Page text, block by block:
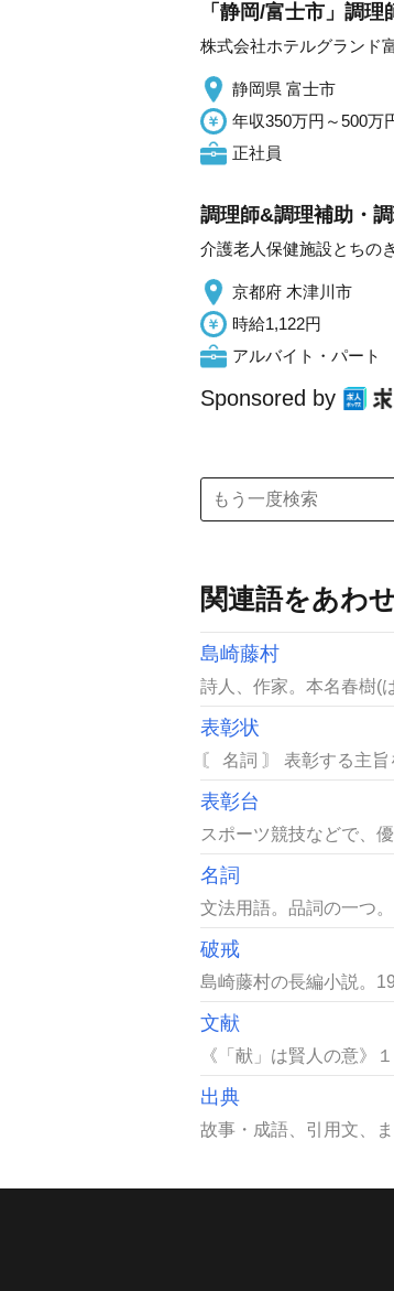
「静岡/富士市」調
株式会社ホテルグランド
静岡県 富士市
年収350万円～500万
正社員
調理師&調理補助・
介護老人保健施設とちのき
京都府 木津川市
時給1,122円
アルバイト・パート
Sponsored by
関連語をあわ
島崎藤村
詩人、作家。本名春樹(
表彰状
〘 名詞 〙 表彰する主
表彰台
スポーツ競技などで、
名詞
文法用語。品詞の一つ
破戒
島崎藤村の長編小説。
文献
《「献」は賢人の意》
出典
故事・成語、引用文、